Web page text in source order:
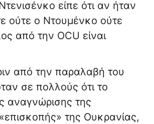
είπε ότι αν ήταν
ούτε ο Ντουμένκο ούτε
από την OCU είναι
από την παραλαβή του
σε πολλούς ότι το
αναγνώρισης της
της Ουκρανίας,